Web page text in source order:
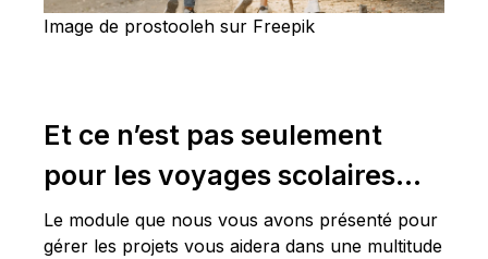
Image de prostooleh sur Freepik
Et ce n’est pas seulement
pour les voyages scolaires…
Le module que nous vous avons présenté pour
gérer les projets vous aidera dans une multitude